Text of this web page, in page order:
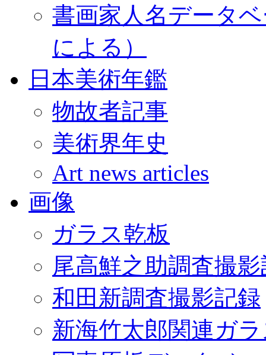
書画家人名データ
による）
日本美術年鑑
物故者記事
美術界年史
Art news articles
画像
ガラス乾板
尾高鮮之助調査撮
和田新調査撮影記録
新海竹太郎関連ガ